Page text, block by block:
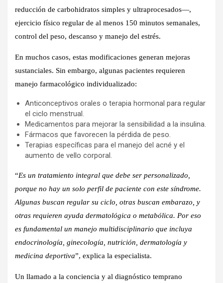
reducción de carbohidratos simples y ultraprocesados—,
ejercicio físico regular de al menos 150 minutos semanales,
control del peso, descanso y manejo del estrés.
En muchos casos, estas modificaciones generan mejoras
sustanciales. Sin embargo, algunas pacientes requieren
manejo farmacológico individualizado:
Anticonceptivos orales o terapia hormonal para regular
el ciclo menstrual.
Medicamentos para mejorar la sensibilidad a la insulina.
Fármacos que favorecen la pérdida de peso.
Terapias específicas para el manejo del acné y el
aumento de vello corporal.
“Es un tratamiento integral que debe ser personalizado,
porque no hay un solo perfil de paciente con este síndrome.
Algunas buscan regular su ciclo, otras buscan embarazo, y
otras requieren ayuda dermatológica o metabólica. Por eso
es fundamental un manejo multidisciplinario que incluya
endocrinología, ginecología, nutrición, dermatología y
medicina deportiva”, explica la especialista.
Un llamado a la conciencia y al diagnóstico temprano